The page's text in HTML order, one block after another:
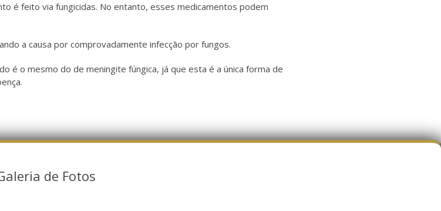
é feito via fungicidas. No entanto, esses medicamentos podem
a causa por comprovadamente infecção por fungos.
é o mesmo do de meningite fúngica, já que esta é a única forma de
de Fotos